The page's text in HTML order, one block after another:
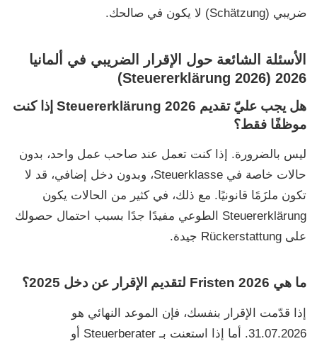
ضريبي (Schätzung) لا يكون في صالحك.
الأسئلة الشائعة حول الإقرار الضريبي في ألمانيا
2026 (Steuererklärung 2026)
هل يجب عليّ تقديم Steuererklärung 2026 إذا كنت
موظفًا فقط؟
ليس بالضرورة. إذا كنت تعمل عند صاحب عمل واحد، بدون
حالات خاصة في Steuerklasse، وبدون دخل إضافي، قد لا
تكون ملزَمًا قانونيًا. مع ذلك، في كثير من الحالات يكون
Steuererklärung الطوعي مفيدًا جدًا بسبب احتمال حصولك
على Rückerstattung جيدة.
ما هي Fristen 2026 لتقديم الإقرار عن دخل 2025؟
إذا قدّمت الإقرار بنفسك، فإن الموعد النهائي هو
31.07.2026. أما إذا استعنت بـ Steuerberater أو